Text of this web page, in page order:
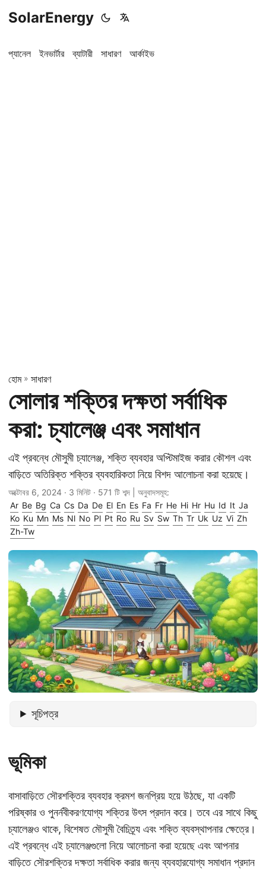
SolarEnergy
প্যানেল ইনভার্টার ব্যাটারী সাধারণ আর্কাইভ
হোম» সাধারণ
সোলার শক্তির দক্ষতা সর্বাধিক
করা: চ্যালেঞ্জ এবং সমাধান
এই প্রবন্ধে মৌসুমী চ্যালেঞ্জ, শক্তি ব্যবহার অপ্টিমাইজ করার কৌশল এবং
বাড়িতে অতিরিক্ত শক্তির ব্যবহারিকতা নিয়ে বিশদ আলোচনা করা হয়েছে।
অক্টোবর 6, 2024 · 3 মিনিট · 571 টি শব্দ | অনুবাদসমূহ:
Ar Be Bg Ca Cs Da De El En Es Fa Fr He Hi Hr Hu Id It Ja
Ko Ku Mn Ms Nl No Pl Pt Ro Ru Sv Sw Th Tr Uk Uz Vi Zh
Zh-Tw
সূচিপত্র
ভূমিকা
বাসাবাড়িতে সৌরশক্তির ব্যবহার ক্রমশ জনপ্রিয় হয়ে উঠছে, যা একটি
পরিষ্কার ও পুনর্নবীকরণযোগ্য শক্তির উৎস প্রদান করে। তবে এর সাথে কিছু
চ্যালেঞ্জও থাকে, বিশেষত মৌসুমী বৈচিত্র্য এবং শক্তি ব্যবস্থাপনার ক্ষেত্রে।
এই প্রবন্ধে এই চ্যালেঞ্জগুলো নিয়ে আলোচনা করা হয়েছে এবং আপনার
বাড়িতে সৌরশক্তির দক্ষতা সর্বাধিক করার জন্য ব্যবহারযোগ্য সমাধান প্রদান